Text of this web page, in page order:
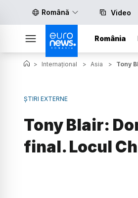
Română Video
România
> Internațional > Asia > Tony
ȘTIRI EXTERNE
Tony Blair:
final. Locul